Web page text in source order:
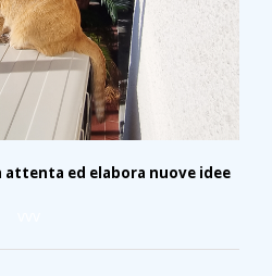
attenta ed elabora nuove idee